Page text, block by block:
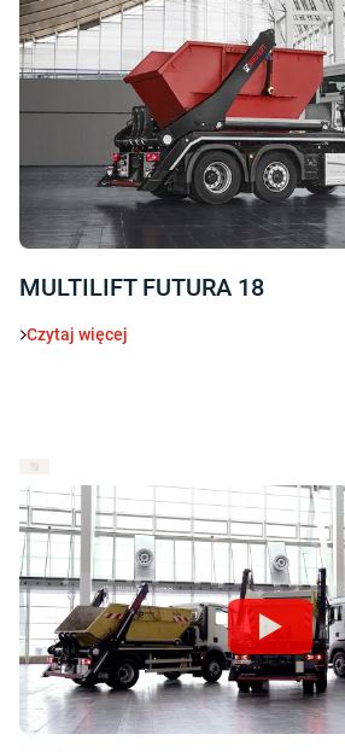
MULTILIFT FUTURA 18
Czytaj więcej